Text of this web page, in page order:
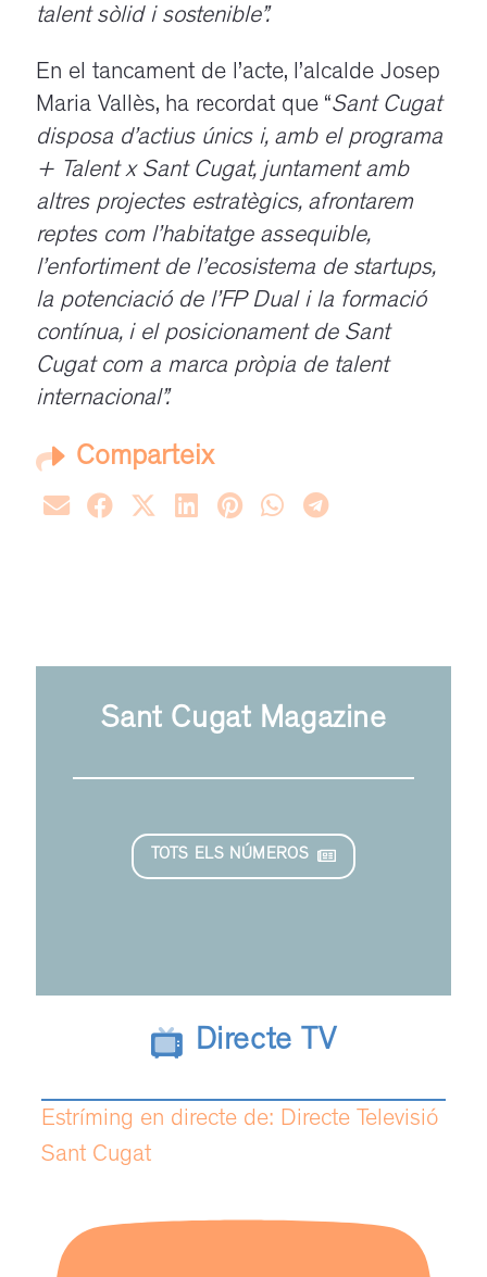
talent sòlid i sostenible”.
En el tancament de l’acte, l’alcalde Josep
Maria Vallès, ha recordat que “Sant Cugat
disposa d’actius únics i, amb el programa
+ Talent x Sant Cugat, juntament amb
altres projectes estratègics, afrontarem
reptes com l’habitatge assequible,
l’enfortiment de l’ecosistema de startups,
la potenciació de l’FP Dual i la formació
contínua, i el posicionament de Sant
Cugat com a marca pròpia de talent
internacional”.
Comparteix
Sant Cugat Magazine
TOTS ELS NÚMEROS
Directe TV
Estríming en directe de: Directe Televisió
Sant Cugat